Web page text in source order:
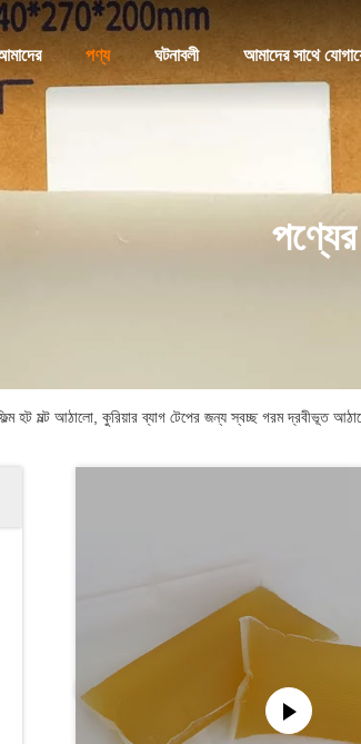
আমাদের পণ্য ঘটনাবলী আমাদের সাথে
হট মল্ট আঠালো, কুরিয়ার ব্যাগ টেপের জন্য স্বচ্ছ গরম দ্রবীভূত